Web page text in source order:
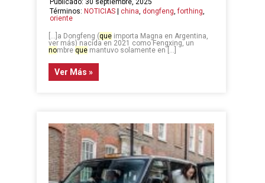
Términos:NOTICIAS |china dongfeng ,forthing
oriente
[…]a Dongfeng (que importa Magna en Argentina,
ver más) nacida en 2021 como Fengxing, un
nombreque mantuvo solamente en […]
Ver Más »